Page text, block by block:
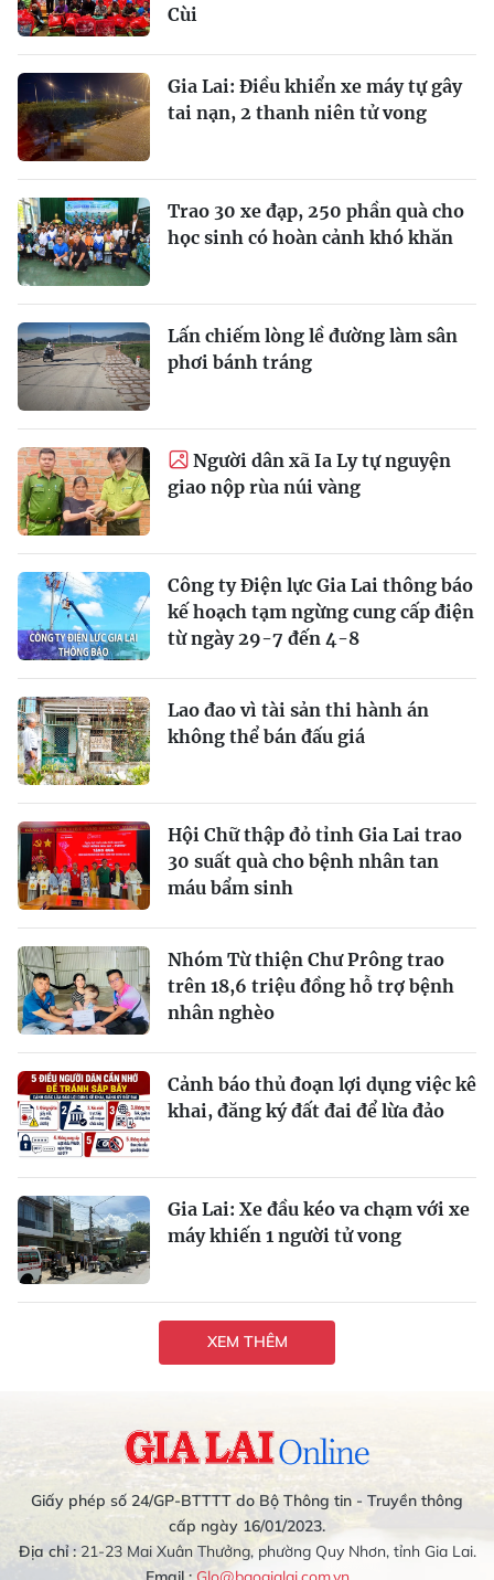
Cùi
Gia Lai: Điều khiển xe máy tự gây
tai nạn, 2 thanh niên tử vong
Trao 30 xe đạp, 250 phần quà cho
học sinh có hoàn cảnh khó khăn
Lấn chiếm lòng lề đường làm sân
phơi bánh tráng
Người dân xã Ia Ly tự nguyện
giao nộp rùa núi vàng
Công ty Điện lực Gia Lai thông báo
kế hoạch tạm ngừng cung cấp điện
từ ngày 29-7 đến 4-8
Lao đao vì tài sản thi hành án
không thể bán đấu giá
Hội Chữ thập đỏ tỉnh Gia Lai trao
30 suất quà cho bệnh nhân tan
máu bẩm sinh
Nhóm Từ thiện Chư Prông trao
trên 18,6 triệu đồng hỗ trợ bệnh
nhân nghèo
Cảnh báo thủ đoạn lợi dụng việc kê
khai, đăng ký đất đai để lừa đảo
Gia Lai: Xe đầu kéo va chạm với xe
máy khiến 1 người tử vong
XEM THÊM
Giấy phép số 24/GP-BTTTT do Bộ Thông tin - Truyền thông
cấp ngày 16/01/2023.
Địa chỉ :21-23 Mai Xuân Thưởng, phường Quy Nhơn, tỉnh Gia Lai.